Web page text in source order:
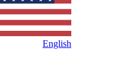
English